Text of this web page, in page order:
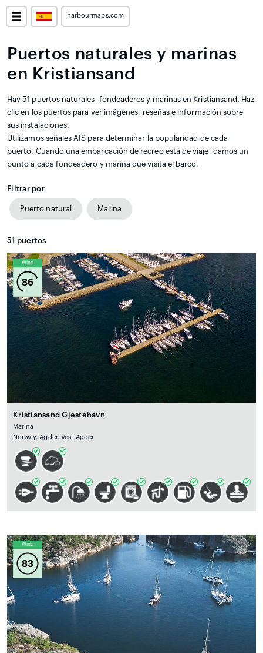
harbourmaps.com
Puertos naturales y marinas
en Kristiansand
Hay 51 puertos naturales, fondeaderos y marinas en Kristiansand. Haz
clic en los puertos para ver imágenes, reseñas e información sobre
sus instalaciones.
Utilizamos señales AIS para determinar la popularidad de cada
puerto. Cuando una embarcación de recreo está de viaje, damos un
punto a cada fondeadero y marina que visita el barco.
Filtrar por
Puerto natural Marina
51 puertos
Wind
86
Kristiansand Gjestehavn
Marina
Norway, Agder, Vest-Agder
Wind
83